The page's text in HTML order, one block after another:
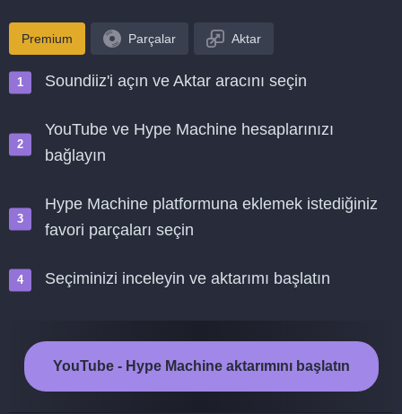
Premium Parçalar Aktar
Soundiiz'i açın ve Aktar aracını seçin
YouTube ve Hype Machine hesaplarınızı
bağlayın
Hype Machine platformuna eklemek istediğiniz
favori parçaları seçin
Seçiminizi inceleyin ve aktarımı başlatın
YouTube - Hype Machine aktarımını başlatın